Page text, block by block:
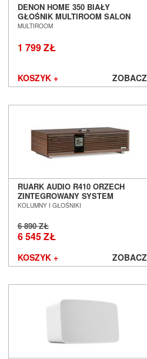
DENON HOME 350 BIAŁY
GŁOŚNIK MULTIROOM SALON
POZNAŃ WROCŁAW
MULTIROOM
1 799 ZŁ
KOSZYK + ZOBACZ
RUARK AUDIO R410 ORZECH
ZINTEGROWANY SYSTEM
MUZYCZNY SALON POZNAŃ
KOLUMNY I GŁOŚNIKI
6 890 ZŁ
6 545 ZŁ
KOSZYK + ZOBACZ